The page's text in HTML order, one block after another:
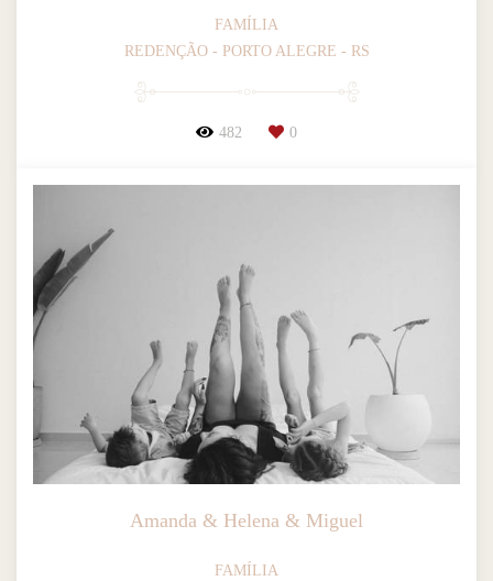
FAMÍLIA
REDENÇÃO - PORTO ALEGRE - RS
482 0
Amanda & Helena & Miguel
FAMÍLIA